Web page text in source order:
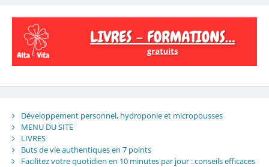
Développement personnel, hydroponie et micropousses
MENU DU SITE
LIVRES
Buts de vie authentiques en 7 points
Facilitez votre quotidien en 10 minutes par jour : conseils efficaces